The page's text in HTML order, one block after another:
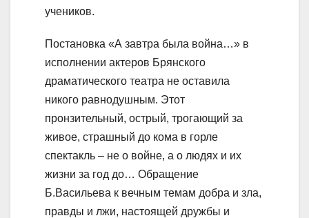
учеников.
Постановка «А завтра была война…» в
исполнении актеров Брянского
драматического театра не оставила
никого равнодушным. Этот
пронзительный, острый, трогающий за
живое, страшный до кома в горле
спектакль – не о войне, а о людях и их
жизни за год до… Обращение
Б.Васильева к вечным темам добра и зла,
правды и лжи, настоящей дружбы и